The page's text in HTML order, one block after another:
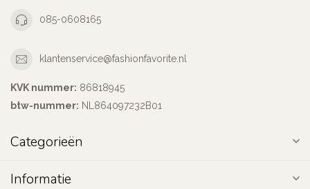
085-0608165
klantenservice@fashionfavorite.nl
KVK nummer: 86818945
btw-nummer: NL864097232B01
Categorieën
Informatie